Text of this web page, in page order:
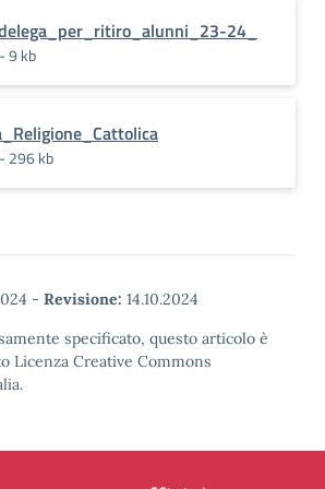
24_
9 kb
296 kb
- Revisione: 14.10.2024
specificato, questo articolo è
Licenza Creative Commons